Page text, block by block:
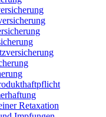
Retaxation